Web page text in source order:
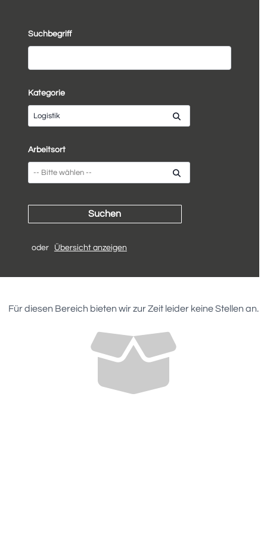
Suchbegriff
Kategorie
Logistik
Arbeitsort
oder Übersicht anzeigen
Für diesen Bereich bieten wir zur Zeit leider keine Stellen an.